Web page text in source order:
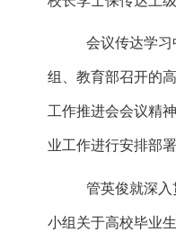
会议传达学
组、教育部召开的
工作推进会会议精
业工作进行安排部署
管英俊就深
小组关于高校毕业